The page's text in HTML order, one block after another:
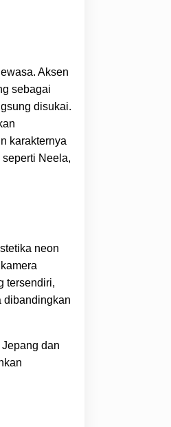
Aksen
sebagai
disukai.
karakternya
Neela,
neon
tersendiri,
dibandingkan
dan